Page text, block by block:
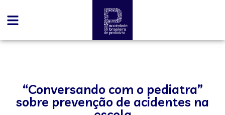
“Conversando com o pediatra”
sobre prevenção de acidentes na